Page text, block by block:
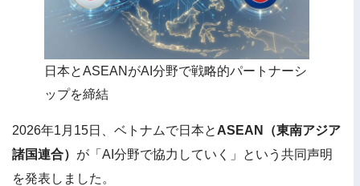
日本とASEANがAI分野で戦略的パートナーシ
ップを締結
2026年1月15日、ベトナムで日本と ASEAN（東南アジア
諸国連合） が「AI分野で協力していく」という共同声明
を発表しました。